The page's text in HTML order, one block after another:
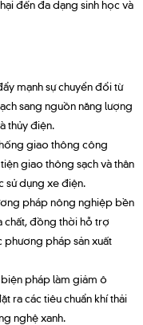
đến đa dạng sinh học và
mạnh sự chuyển đổi từ
sang nguồn năng lượng
thủy điện.
giao thông công
giao thông sạch và thân
sử dụng xe điện.
pháp nông nghiệp bền
chất, đồng thời hỗ trợ
pháp sản xuất
pháp làm giảm ô
ra các tiêu chuẩn khí thải
nghệ xanh.